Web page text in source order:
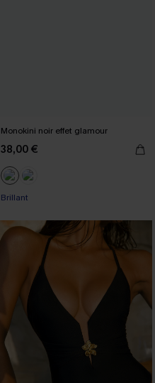
Monokini noir effet glamour
38,00 €
Brillant